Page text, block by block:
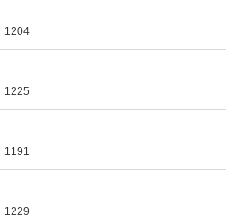
1204
1225
1191
1229